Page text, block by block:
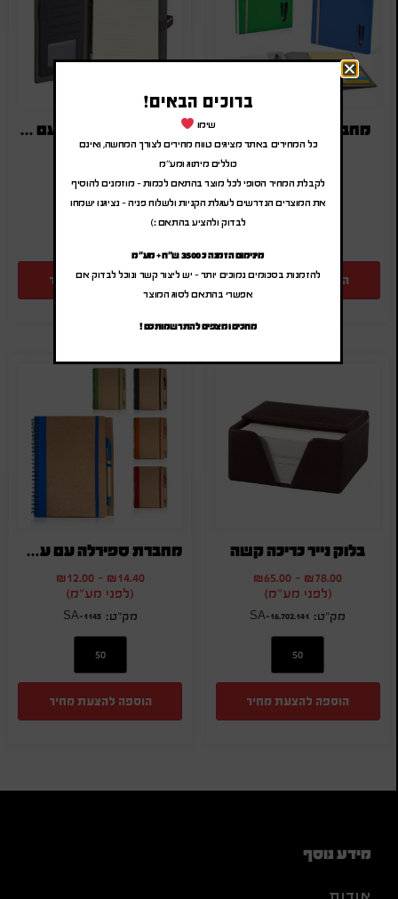
מחברת ממוחזרת+עט
הוספה להצעת מחיר
מחברת עסקים a5 עם מיתוג
30.00
הוספה להצעת מחיר
בלוק נייר כריכה קשה
₪78.00
-
₪65.00
(לפני מע"מ)
SA-16.702.141
הוספה להצעת מחיר
מחברת ספירלה עם עט מקרטון ממוחזר
₪14.40
-
₪12.00
(לפני מע"מ)
SA-1145
הוספה להצעת מחיר
מידע נוסף
ברוכים הבאים!
שימו
כל המחירים באתר מציגים טווח מחירים לצורך המחשה, ואינם
כוללים מיתוג ומע"מ
לקבלת המחיר הסופי לכל מוצר בהתאם לכמות – מוזמנים להוסיף
את המוצרים הנדרשים לעגלת הקניות ולשלוח פניה – נציגנו ישמחו
לבדוק ולהציע בהתאם :)
מינימום הזמנה כ 3500 ש"ח + מע"מ
להזמנות בסכומים נמוכים יותר – יש ליצור קשר ונוכל לבדוק אם
אפשרי בהתאם לסוג המוצר
מחכים ומצפים להתרשמותכם !